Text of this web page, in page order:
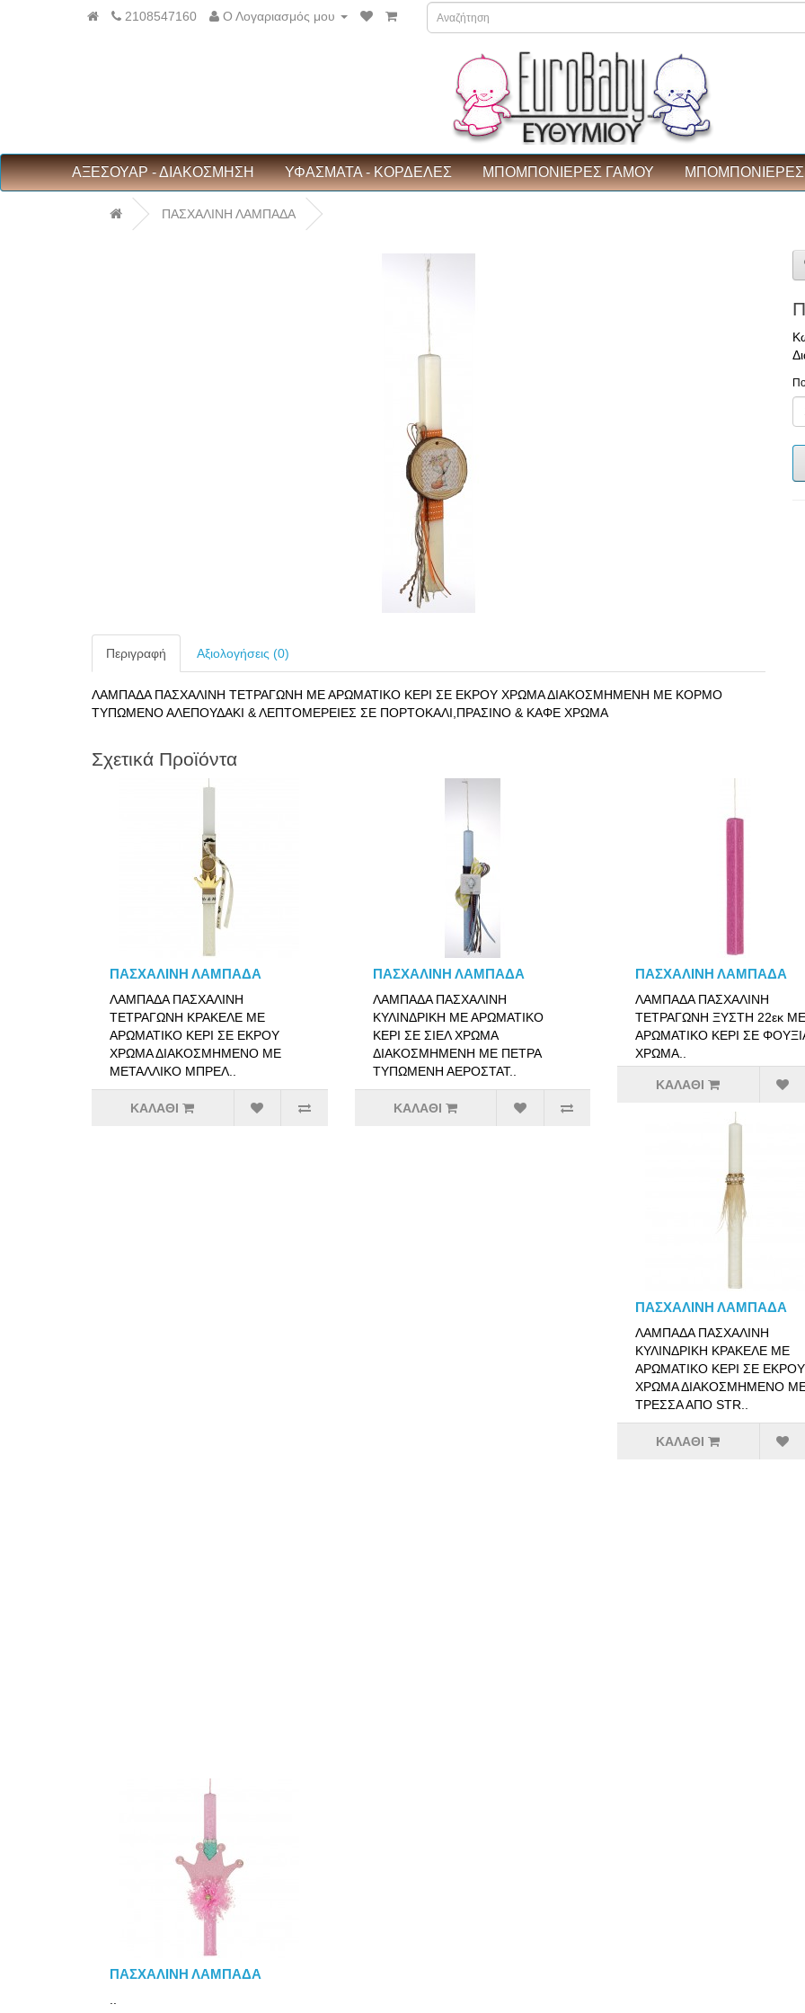
2108547160 Ο Λογαριασμός μου
ΑΞΕΣΟΥΑΡ - ΔΙΑΚΟΣΜΗΣΗ ΥΦΑΣΜΑΤΑ - ΚΟΡΔΕΛΕΣ ΜΠΟΜΠΟΝΙΕΡΕΣ ΓΑΜΟΥ ΜΠΟΜΠΟΝΙΕΡΕΣ
ΠΑΣΧΑΛΙΝΗ ΛΑΜΠΑΔΑ
Περιγραφή Αξιολογήσεις (0)
ΛΑΜΠΑΔΑ ΠΑΣΧΑΛΙΝΗ ΤΕΤΡΑΓΩΝΗ ΜΕ ΑΡΩΜΑΤΙΚΟ ΚΕΡΙ ΣΕ ΕΚΡΟΥ ΧΡΩΜΑ ΔΙΑΚΟΣΜΗΜΕΝΗ ΜΕ ΚΟΡΜΟ
ΤΥΠΩΜΕΝΟ ΑΛΕΠΟΥΔΑΚΙ & ΛΕΠΤΟΜΕΡΕΙΕΣ ΣΕ ΠΟΡΤΟΚΑΛΙ,ΠΡΑΣΙΝΟ & ΚΑΦΕ ΧΡΩΜΑ
Σχετικά Προϊόντα
ΠΑΣΧΑΛΙΝΗ ΛΑΜΠΑΔΑ
ΛΑΜΠΑΔΑ ΠΑΣΧΑΛΙΝΗ
ΤΕΤΡΑΓΩΝΗ ΚΡΑΚΕΛΕ ΜΕ
ΑΡΩΜΑΤΙΚΟ ΚΕΡΙ ΣΕ ΕΚΡΟΥ
ΧΡΩΜΑ ΔΙΑΚΟΣΜΗΜΕΝΟ ΜΕ
ΜΕΤΑΛΛΙΚΟ ΜΠΡΕΛ..
ΚΑΛΆΘΙ
ΠΑΣΧΑΛΙΝΗ ΛΑΜΠΑΔΑ
ΛΑΜΠΑΔΑ ΠΑΣΧΑΛΙΝΗ
ΚΥΛΙΝΔΡΙΚΗ ΜΕ ΑΡΩΜΑΤΙΚΟ
ΚΕΡΙ ΣΕ ΣΙΕΛ ΧΡΩΜΑ
ΔΙΑΚΟΣΜΗΜΕΝΗ ΜΕ ΠΕΤΡΑ
ΤΥΠΩΜΕΝΗ ΑΕΡΟΣΤΑΤ..
ΚΑΛΆΘΙ
ΠΑΣΧΑΛΙΝΗ ΛΑΜΠΑΔΑ
ΛΑΜΠΑΔΑ ΠΑΣΧΑΛΙΝΗ
ΤΕΤΡΑΓΩΝΗ ΞΥΣΤΗ 22εκ ΜΕ
ΑΡΩΜΑΤΙΚΟ ΚΕΡΙ ΣΕ
ΧΡΩΜΑ..
ΚΑΛΆΘΙ
ΠΑΣΧΑΛΙΝΗ ΛΑΜΠΑΔΑ
ΛΑΜΠΑΔΑ ΠΑΣΧΑΛΙΝΗ
ΚΥΛΙΝΔΡΙΚΗ ΚΡΑΚΕΛΕ ΜΕ
ΑΡΩΜΑΤΙΚΟ ΚΕΡΙ ΣΕ ΕΚΡΟΥ
ΧΡΩΜΑ ΔΙΑΚΟΣΜΗΜΕΝΟ
ΤΡΕΣΣΑ ΑΠΟ STR..
ΚΑΛΆΘΙ
ΠΑΣΧΑΛΙΝΗ ΛΑΜΠΑΔΑ